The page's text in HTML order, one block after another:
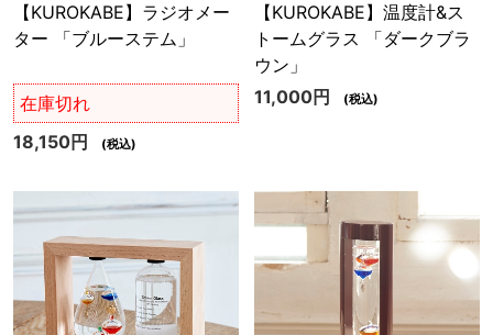
【KUROKABE】ラジオメー
ター 「ブルーステム」
在庫切れ
18,150円
(税込)
【KUROKABE】温度計&ス
トームグラス 「ダークブラ
ウン」
11,000円
(税込)